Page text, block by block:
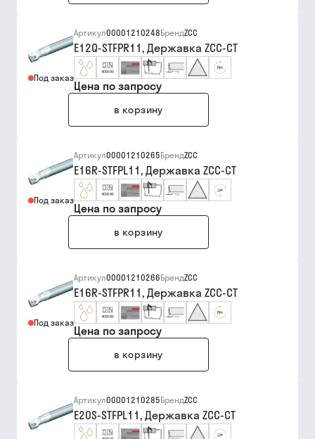
Под заказ
Артикул00001210248БрендZCC
E12Q-STFPR11, Державка ZCC-CT
Цена по запросу
в корзину
Под заказ
Артикул00001210265БрендZCC
E16R-STFPL11, Державка ZCC-CT
Цена по запросу
в корзину
Под заказ
Артикул00001210266БрендZCC
E16R-STFPR11, Державка ZCC-CT
Цена по запросу
в корзину
Артикул00001210285БрендZCC
E20S-STFPL11, Державка ZCC-CT